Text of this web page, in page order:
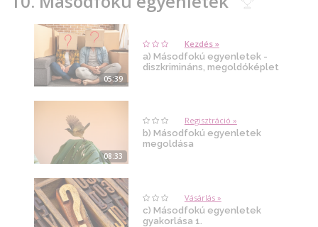
05:39
Kezdés »
a) Másodfokú egyenletek -
diszkrimináns, megoldóképlet
08:33
Regisztráció »
b) Másodfokú egyenletek
megoldása
Vásárlás »
c) Másodfokú egyenletek
gyakorlása 1.